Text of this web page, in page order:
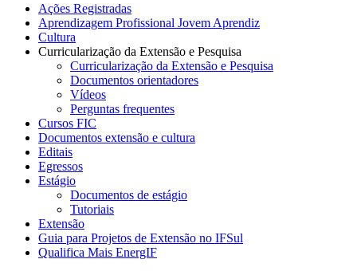
Ações Registradas
Aprendizagem Profissional Jovem Aprendiz
Cultura
Curricularização da Extensão e Pesquisa
Curricularização da Extensão e Pesquisa
Documentos orientadores
Vídeos
Perguntas frequentes
Cursos FIC
Documentos extensão e cultura
Editais
Egressos
Estágio
Documentos de estágio
Tutoriais
Extensão
Guia para Projetos de Extensão no IFSul
Qualifica Mais EnergIF